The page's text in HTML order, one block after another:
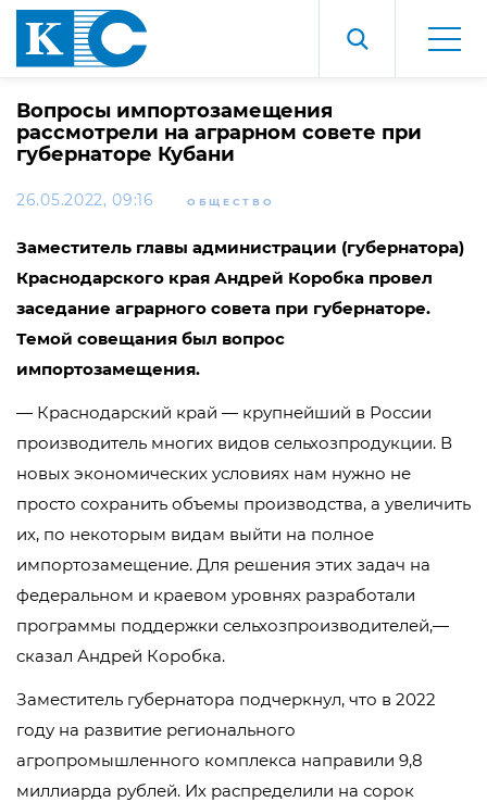
Вопросы импортозамещения
рассмотрели на аграрном совете при
губернаторе Кубани
26.05.2022, 09:16 ОБЩЕСТВО
Заместитель главы администрации (губернатора)
Краснодарского края Андрей Коробка провел
заседание аграрного совета при губернаторе.
Темой совещания был вопрос
импортозамещения.
— Краснодарский край — крупнейший в России
производитель многих видов сельхозпродукции. В
новых экономических условиях нам нужно не
просто сохранить объемы производства, а увеличить
их, по некоторым видам выйти на полное
импортозамещение. Для решения этих задач на
федеральном и краевом уровнях разработали
программы поддержки сельхозпроизводителей,—
сказал Андрей Коробка.
Заместитель губернатора подчеркнул, что в 2022
году на развитие регионального
агропромышленного комплекса направили 9,8
миллиарда рублей. Их распределили на сорок